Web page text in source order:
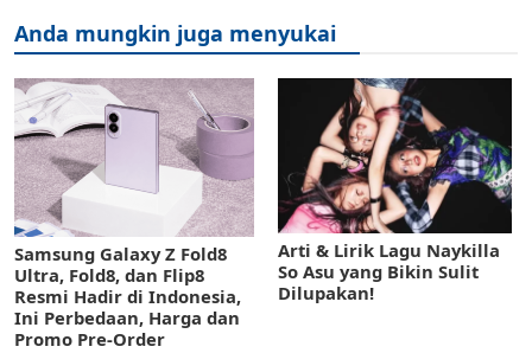
Anda mungkin juga menyukai
Samsung Galaxy Z Fold8
Ultra, Fold8, dan Flip8
Resmi Hadir di Indonesia,
Ini Perbedaan, Harga dan
Promo Pre-Order
Arti & Lirik Lagu Naykilla
So Asu yang Bikin Sulit
Dilupakan!